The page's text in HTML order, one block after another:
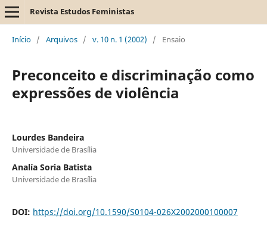
Revista Estudos Feministas
Início / Arquivos / v. 10 n. 1 (2002) / Ensaio
Preconceito e discriminação como
expressões de violência
Lourdes Bandeira
Universidade de Brasília
Analía Soria Batista
Universidade de Brasília
DOI: https://doi.org/10.1590/S0104-026X2002000100007